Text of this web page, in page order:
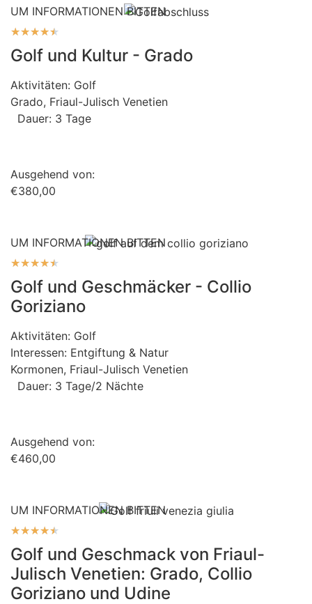
UM INFORMATIONEN BITTEN
★★★★★
Golf und Kultur - Grado
Aktivitäten: Golf
Grado, Friaul-Julisch Venetien
Dauer: 3 Tage
Ausgehend von:
€380,00
UM INFORMATIONEN BITTEN
★★★★★
Golf und Geschmäcker - Collio
Goriziano
Aktivitäten: Golf
Interessen: Entgiftung & Natur
Kormonen, Friaul-Julisch Venetien
Dauer: 3 Tage/2 Nächte
Ausgehend von:
€460,00
UM INFORMATIONEN BITTEN
★★★★★
Golf und Geschmack von Friaul-
Julisch Venetien: Grado, Collio
Goriziano und Udine